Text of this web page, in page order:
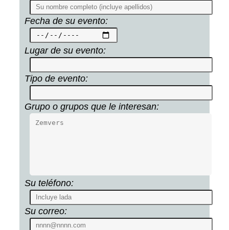
Fecha de su evento:
Lugar de su evento:
Tipo de evento:
Grupo o grupos que le interesan:
Su teléfono:
Su correo: